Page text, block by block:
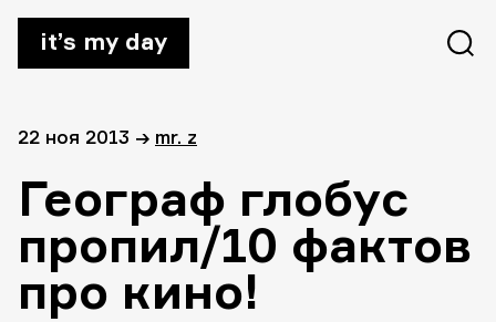
it’s my day
22 ноя 2013 → mr. z
Географ глобус
пропил/10 фактов
про кино!